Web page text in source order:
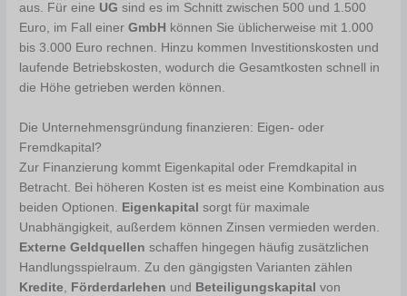
aus. Für eine UG sind es im Schnitt zwischen 500 und 1.500
Euro, im Fall einerGmbH können Sie üblicherweise mit 1.000
bis 3.000 Euro rechnen. Hinzu kommen Investitionskosten und
laufende Betriebskosten, wodurch die Gesamtkosten schnell in
die Höhe getrieben werden können.
Die Unternehmensgründung finanzieren: Eigen- oder
Fremdkapital?
Zur Finanzierung kommt Eigenkapital oder Fremdkapital in
Betracht. Bei höheren Kosten ist es meist eine Kombination aus
beiden Optionen. Eigenkapital sorgt für maximale
Unabhängigkeit, außerdem können Zinsen vermieden werden.
Externe Geldquellen schaffen hingegen häufig zusätzlichen
Handlungsspielraum. Zu den gängigsten Varianten zählen
Kredite, Förderdarlehen und Beteiligungskapital von